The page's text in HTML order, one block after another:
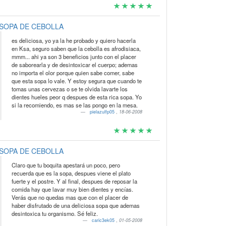
DE CEBOLLA
es deliciosa, yo ya la he probado y quiero hacerla
en Ksa, seguro saben que la cebolla es afrodisiaca,
mmm... ahi ya son 3 beneficios junto con el placer
de saborearla y de desintoxicar el cuerpo; ademas
no importa el olor porque quien sabe comer, sabe
que esta sopa lo vale. Y estoy segura que cuando te
tomas unas cervezas o se te olvida lavarte los
dientes hueles peor q despues de esta rica sopa. Yo
si la recomiendo, es mas se las pongo en la mesa.
pielazulfp05, 18-06-2008
DE CEBOLLA
Claro que tu boquita apestará un poco, pero
recuerda que es la sopa, despues viene el plato
fuerte y el postre. Y al final, despues de reposar la
comida hay que lavar muy bien dientes y encías.
Verás que no quedas mas que con el placer de
haber disfrutado de una deliciosa sopa que ademas
desintoxica tu organismo. Sé feliz.
caric3ek05,01-05-2008